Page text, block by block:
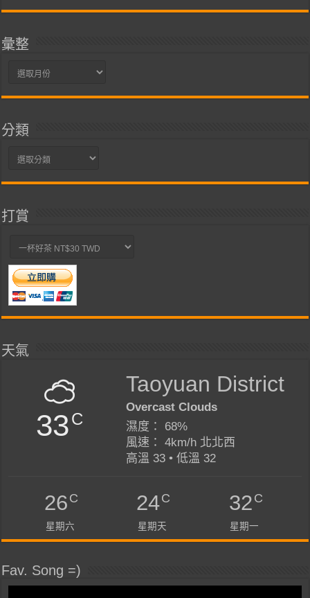
彙整
彙
分類
分
打賞
天氣
33C
Taoyuan District
Overcast Clouds
濕度： 68%
風速： 4km/h 北北西
高溫 33 • 低溫 32
26C
星期六
24C
星期天
32C
星期一
Fav. Song =)